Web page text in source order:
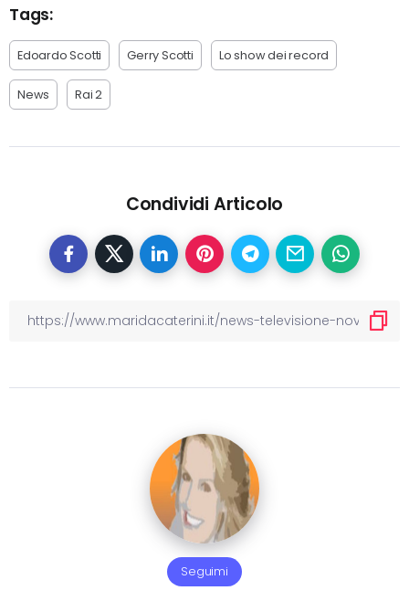
Tags:
Edoardo Scotti Gerry Scotti Lo show dei record
News Rai 2
Condividi Articolo
Seguimi